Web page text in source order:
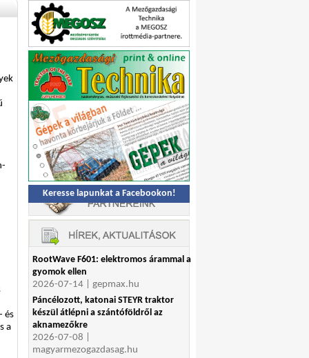
és
a
Keresse lapunkat a Facebookon!
RootWave F601: elektromos árammal a
gyomok ellen
2026-07-14 | gepmax.hu
Páncélozott, katonai STEYR traktor
készül átlépni a szántóföldről az
aknamezőkre
2026-07-08 |
magyarmezogazdasag.hu